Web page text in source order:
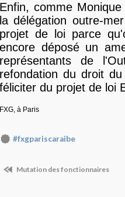
Enfin, comme
la délégation outre-
projet de loi parce
encore déposé un
représentants de
refondation du droit
féliciter du projet de loi
FXG, à Paris
#fxgpariscaraibe
Mutation des fonctionnaires